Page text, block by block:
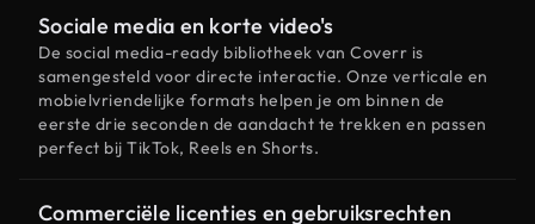
Sociale media en korte video's
De social media-ready bibliotheek van Coverr is
samengesteld voor directe interactie. Onze verticale en
mobielvriendelijke formats helpen je om binnen de
eerste drie seconden de aandacht te trekken en passen
perfect bij TikTok, Reels en Shorts.
Commerciële licenties en gebruiksrechten